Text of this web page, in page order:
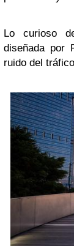
Lo curioso
diseñada por
ruido del